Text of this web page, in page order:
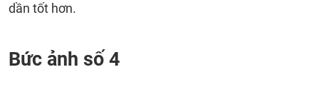
dần tốt hơn.
Bức ảnh số 4